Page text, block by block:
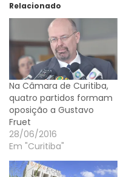
Relacionado
Na Câmara de Curitiba,
quatro partidos formam
oposição a Gustavo
Fruet
28/06/2016
Em "Curitiba"